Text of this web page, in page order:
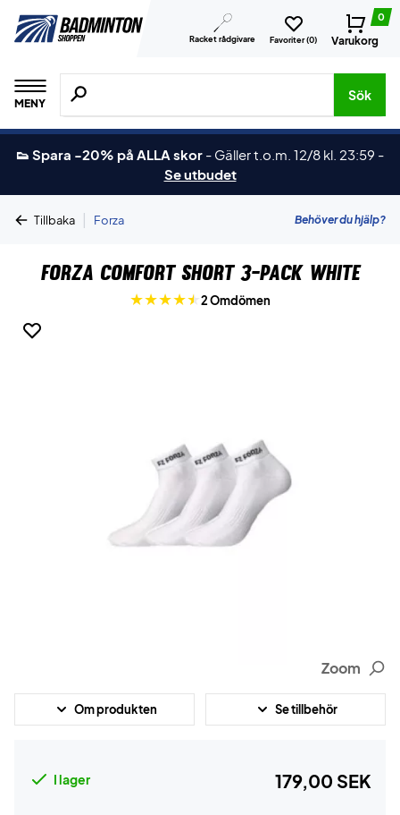
Racket rådgivare Favoriter (0)
0
Varukorg
MENY
Sök efter produkter, märken osv.
Sök
👟 Spara -20% på ALLA skor - Gäller t.o.m. 12/8 kl. 23:59 -
Se utbudet
Tillbaka | Forza Behöver du hjälp?
Forza Comfort Short 3-pack White
2 Omdömen
Zoom
Om produkten Se tillbehör
I lager 179,00 SEK